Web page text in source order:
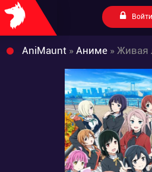
Войти
AniMaunt » Аниме » Живая любовь!